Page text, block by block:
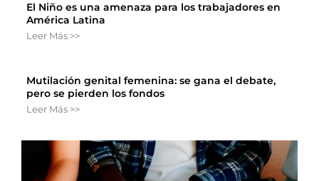
El Niño es una amenaza para los trabajadores en
América Latina
Leer Más >>
Mutilación genital femenina: se gana el debate,
pero se pierden los fondos
Leer Más >>